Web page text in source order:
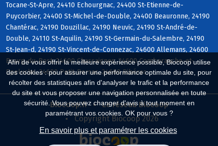
Afin de vous offrir la meilleure expérience possible, Biocoop utilise
des cookies : pour assurer une performance optimale du site, pour
récolter des statistiques afin d'analyser le trafic et la performance
du site et vous proposer une navigation personnalisée en toute
sécurité. Vous pouvez changer d'avis à tout moment en
paramétrant vos cookies. OK pour vous ?
En savoir plus et paramétrer les cookies
Tocane-St-Apre, 24410 Echourgnac, 24400 St-Etienne-de-
Puycorbier, 24400 St-Michel-de-Double, 24400 Beauronne, 24190
Chantérac, 24190 Douzillac, 24190 Neuvic, 24190 St-André-de-
Double, 24110 St-Aquilin, 24190 St-Germain-du-Salembre, 24190
St-Jean-d, 24190 St-Vincent-de-Connezac, 24600 Allemans, 24600
Bourg-du-Bost, 24600 Chassaignes, 24600 Comberanche-et-
Epeluche, 24600 Petit-Bersac, 24600 Ribérac
Biocoop.fr
Le réseau Biocoop
Copyright Biocoop 2026